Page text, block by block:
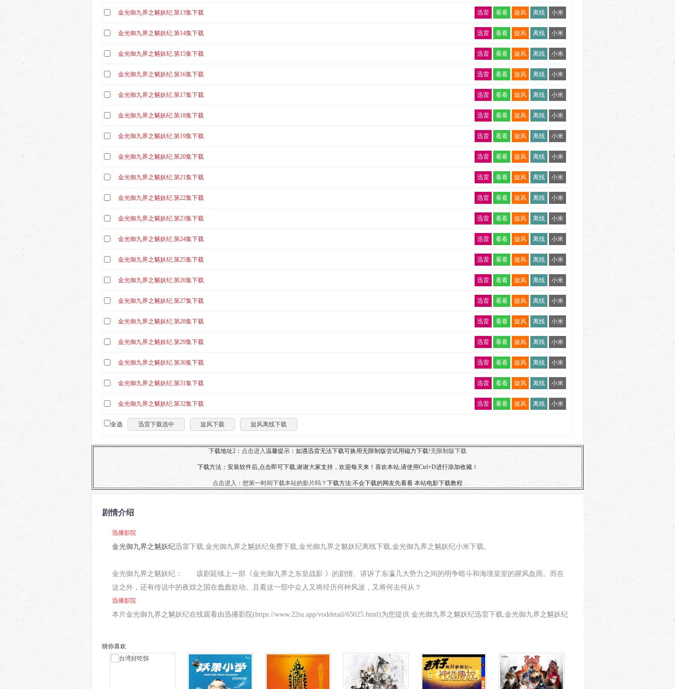
金光御九界之魆妖纪.第13集下载 迅雷 看看 旋风 离线 小米
金光御九界之魆妖纪.第14集下载 迅雷 看看 旋风 离线 小米
金光御九界之魆妖纪.第15集下载 迅雷 看看 旋风 离线 小米
金光御九界之魆妖纪.第16集下载 迅雷 看看 旋风 离线 小米
金光御九界之魆妖纪.第17集下载 迅雷 看看 旋风 离线 小米
金光御九界之魆妖纪.第18集下载 迅雷 看看 旋风 离线 小米
金光御九界之魆妖纪.第19集下载 迅雷 看看 旋风 离线 小米
金光御九界之魆妖纪.第20集下载 迅雷 看看 旋风 离线 小米
金光御九界之魆妖纪.第21集下载 迅雷 看看 旋风 离线 小米
金光御九界之魆妖纪.第22集下载 迅雷 看看 旋风 离线 小米
金光御九界之魆妖纪.第23集下载 迅雷 看看 旋风 离线 小米
金光御九界之魆妖纪.第24集下载 迅雷 看看 旋风 离线 小米
金光御九界之魆妖纪.第25集下载 迅雷 看看 旋风 离线 小米
金光御九界之魆妖纪.第26集下载 迅雷 看看 旋风 离线 小米
金光御九界之魆妖纪.第27集下载 迅雷 看看 旋风 离线 小米
金光御九界之魆妖纪.第28集下载 迅雷 看看 旋风 离线 小米
金光御九界之魆妖纪.第29集下载 迅雷 看看 旋风 离线 小米
金光御九界之魆妖纪.第30集下载 迅雷 看看 旋风 离线 小米
金光御九界之魆妖纪.第31集下载 迅雷 看看 旋风 离线 小米
金光御九界之魆妖纪.第32集下载 迅雷 看看 旋风 离线 小米
全选 迅雷下载选中 旋风下载 旋风离线下载
下载地址2： 点击进入温馨提示：如遇迅雷无法下载可换用无限制版尝试用磁力下载!无限制版下载
下载方法：安装软件后,点击即可下载,谢谢大家支持，欢迎每天来！喜欢本站,请使用Ctrl+D进行添加收藏！
点击进入：想第一时间下载本站的影片吗？ 下载方法:不会下载的网友先看看 本站电影下载教程
剧情介绍
迅播影院
金光御九界之魆妖纪迅雷下载,金光御九界之魆妖纪免费下载,金光御九界之魆妖纪离线下载,金光御九界之魆妖纪小米下载。
金光御九界之魆妖纪： 该剧延续上一部《金光御九界之东皇战影 》的剧情。讲诉了东瀛几大势力之间的明争暗斗和海境皇室的腥风血雨。而在
这之外，还有传说中的夜煌之国在蠢蠢欲动。且看这一部中众人又将经历何种风波，又将何去何从？
迅播影院
本片金光御九界之魆妖纪在线观看由迅播影院(https://www.22tu.app/voddetail/65025.html)为您提供.金光御九界之魆妖纪迅雷下载,金光御九界之魆妖纪
猜你喜欢